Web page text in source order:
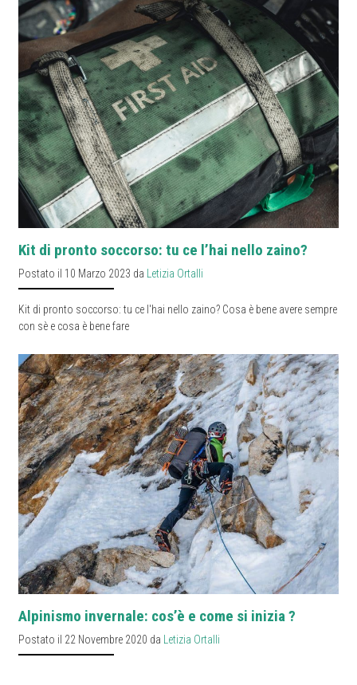
Kit di pronto soccorso: tu ce l’hai nello zaino?
Postato il 10 Marzo 2023 da Letizia Ortalli
Kit di pronto soccorso: tu ce l'hai nello zaino? Cosa è bene avere sempre
con sè e cosa è bene fare
Alpinismo invernale: cos’è e come si inizia ?
Postato il 22 Novembre 2020 da Letizia Ortalli